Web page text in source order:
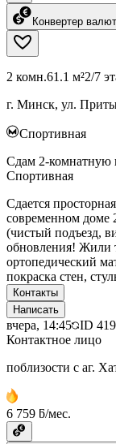
Конвертер валют
2 комн.61.1 м²2/7
г. Минск, ул.
Спортивная
Сдам 2-комнатную
Спортивная
Сдается
современном доме
(чистый подъезд,
обновления! Жили
ортопедический
покраска стен,
Контакты
Написать
вчера, 14:45 ID
Контактное лицо
поблизости с аг.
6 759 ƃ/мес.